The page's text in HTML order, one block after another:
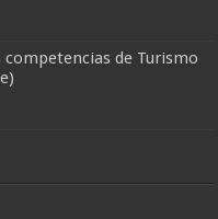
de Turismo